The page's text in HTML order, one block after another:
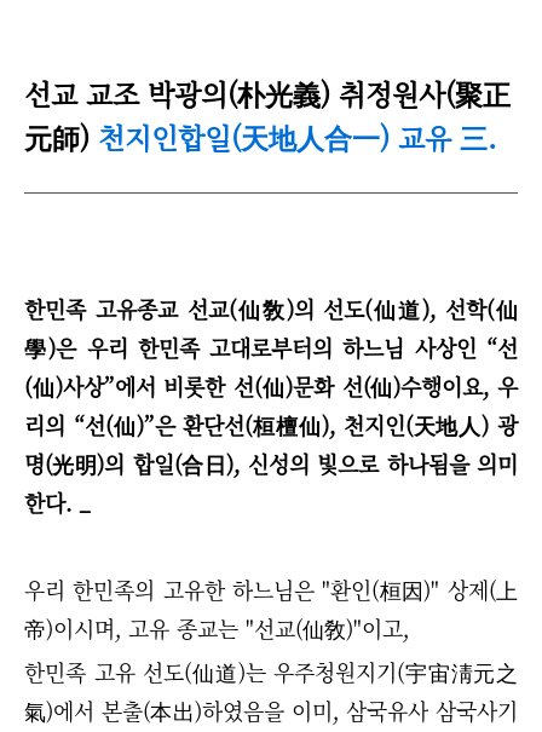
선교 교조 박광의(朴光義) 취정원사(聚正
元師) 천지인합일(天地人合一) 교유 三.
한민족 고유종교 선교(仙敎)의 선도(仙道), 선학(仙
學)은 우리 한민족 고대로부터의 하느님 사상인 “선
(仙)사상”에서 비롯한 선(仙)문화 선(仙)수행이요, 우
리의 “선(仙)”은 환단선(桓檀仙), 천지인(天地人) 광
명(光明)의 합일(合日), 신성의 빛으로 하나됨을 의미
한다. _
우리 한민족의 고유한 하느님은 "환인(桓因)" 상제(上
帝)이시며, 고유 종교는 "선교(仙敎)"이고,
한민족 고유 선도(仙道)는 우주청원지기(宇宙淸元之
氣)에서 본출(本出)하였음을 이미, 삼국유사 삼국사기